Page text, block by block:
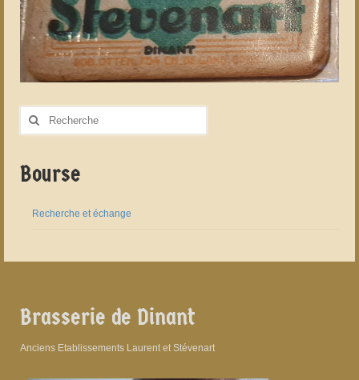
Rechercher
Bourse
Recherche et échange
Brasserie de Dinant
Anciens Etablissements Laurent et Stévenart